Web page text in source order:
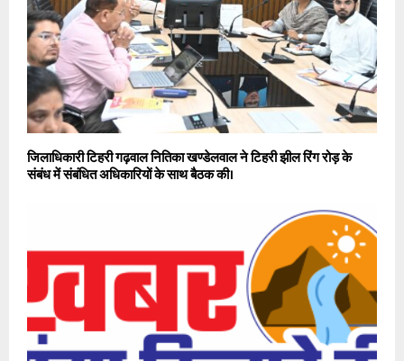
जिलाधिकारी टिहरी गढ़वाल नितिका खण्डेलवाल ने टिहरी झील रिंग रोड़ के
संबंध में संबंधित अधिकारियों के साथ बैठक की।